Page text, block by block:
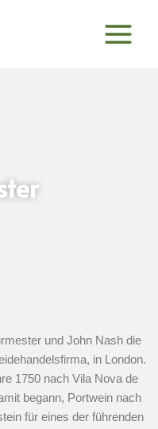
und John Nash die
in London.
1750 nach Vila Nova de
begann, Portwein nach
für eines der führenden